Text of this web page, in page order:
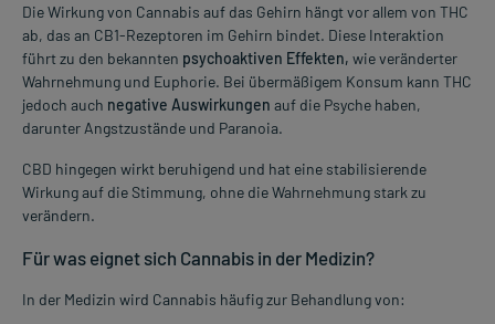
Die Wirkung von Cannabis auf das Gehirn hängt vor allem von THC
ab, das an CB1-Rezeptoren im Gehirn bindet. Diese Interaktion
führt zu den bekannten psychoaktiven Effekten, wie veränderter
Wahrnehmung und Euphorie. Bei übermäßigem Konsum kann THC
jedoch auch negative Auswirkungen auf die Psyche haben,
darunter Angstzustände und Paranoia.
CBD hingegen wirkt beruhigend und hat eine stabilisierende
Wirkung auf die Stimmung, ohne die Wahrnehmung stark zu
verändern.
Für was eignet sich Cannabis in der Medizin?
In der Medizin wird Cannabis häufig zur Behandlung von: